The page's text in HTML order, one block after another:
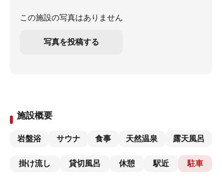
この施設の写真はありません
写真を投稿する
施設概要
岩盤浴 サウナ 食事 天然温泉 露天風呂
掛け流し 貸切風呂 休憩 駅近 駐車